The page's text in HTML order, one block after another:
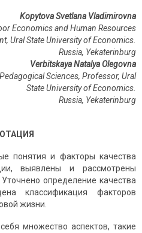
Kopytova Svetlana Vladimirovna
Economics and Human Resources
, Ural State University of Economics.
Russia, Yekaterinburg
Verbitskaya Natalya Olegovna
Sciences, Professor, Ural
State University of Economics.
Russia, Yekaterinburg
понятия и факторы качества
выявлены и рассмотрены
определение качества
классификация факторов
жизни.
множество аспектов, такие